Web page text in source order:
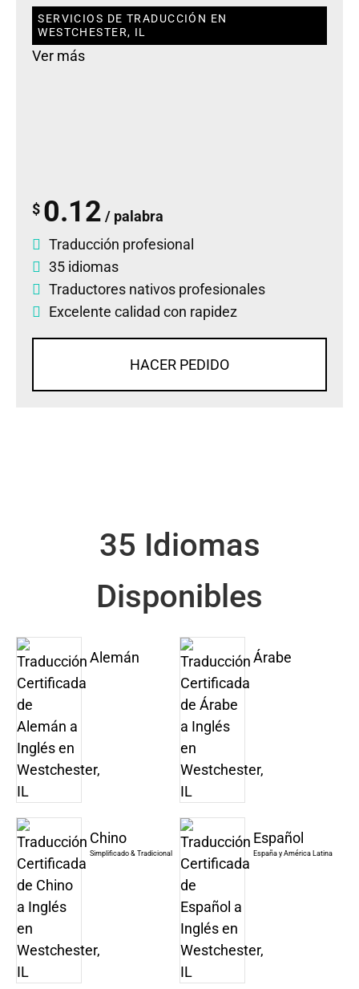
SERVICIOS DE TRADUCCIÓN EN
WESTCHESTER, IL
Ver más
$ 0.12 / palabra
Traducción profesional
35 idiomas
Traductores nativos profesionales
Excelente calidad con rapidez
HACER PEDIDO
35 Idiomas
Disponibles
Alemán Árabe
Chino
Simplificado & Tradicional
Español
España y América Latina